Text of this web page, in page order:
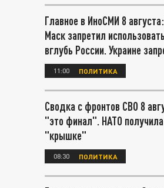
Главное в ИноСМИ 8
Маск запретил
вглубь России. Украине
11:00 ПОЛИТИКА
Сводка с фронтов СВО 8
"это финал". НАТО
"крышке"
08:30 ПОЛИТИКА